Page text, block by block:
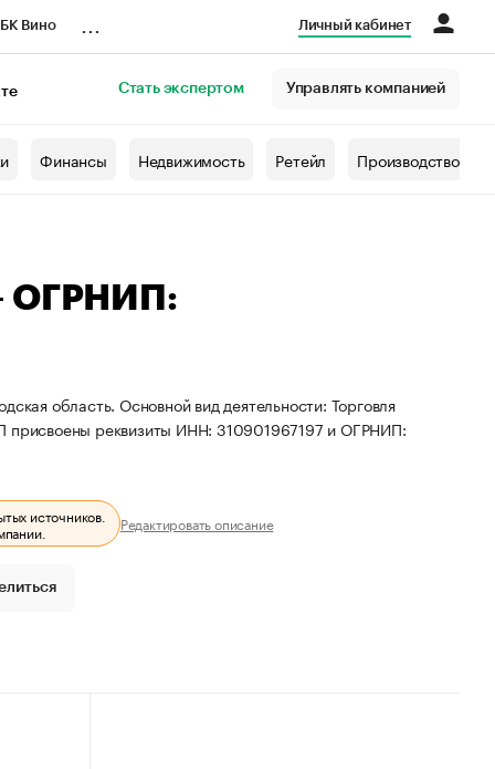
Вино Личный кабинет
Стать экспертом Управлять компанией
Финансы Недвижимость Ретейл Производство
ОГРНИП:
область. Основной вид деятельности: Торговля
присвоены реквизиты ИНН: 310901967197 и ОГРНИП:
источников.
Редактировать описание